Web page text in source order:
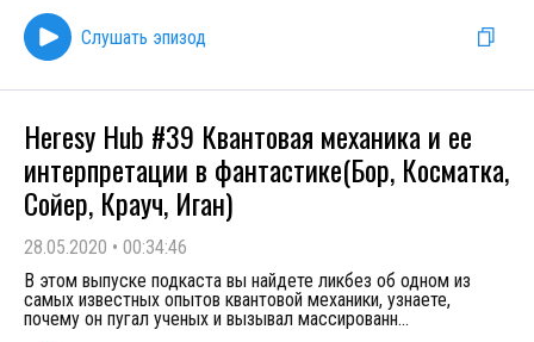
Слушать эпизод
Heresy Hub #39 Квантовая механика и ее
интерпретации в фантастике(Бор, Косматка,
Сойер, Крауч, Иган)
28.05.2020 • 00:34:46
В этом выпуске подкаста вы найдете ликбез об одном из
самых известных опытов квантовой механики, узнаете,
почему он пугал ученых и вызывал массированн...